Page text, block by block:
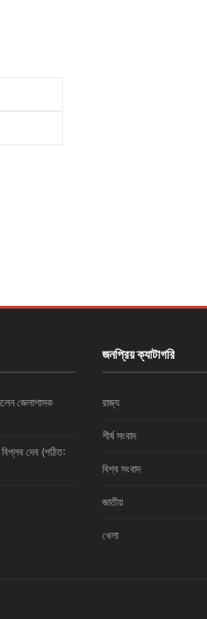
জেলাশাসক
দেব (পঠিত:
জনপ্রিয় ক্যাটাগরি
রাজ্য
শীর্ষ সংবাদ
বিশ্ব সংবাদ
জাতীয়
খেলা